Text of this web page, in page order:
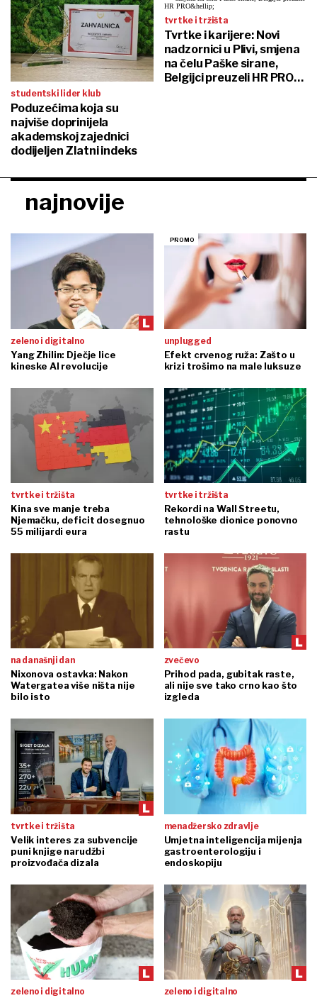
studentski lider klub
Poduzećima koja su
najviše doprinijela
akademskoj zajednici
dodijeljen Zlatni indeks
tvrtke i tržišta
Tvrtke i karijere: Novi
nadzornici u Plivi, smjena
na čelu Paške sirane,
Belgijci preuzeli HR PRO…
najnovije
zeleno i digitalno
Yang Zhilin: Dječje lice
kineske AI revolucije
unplugged
Efekt crvenog ruža: Zašto u
krizi trošimo na male luksuze
tvrtke i tržišta
Kina sve manje treba
Njemačku, deficit dosegnuo
55 milijardi eura
tvrtke i tržišta
Rekordi na Wall Streetu,
tehnološke dionice ponovno
rastu
na današnji dan
Nixonova ostavka: Nakon
Watergatea više ništa nije
bilo isto
zvečevo
Prihod pada, gubitak raste,
ali nije sve tako crno kao što
izgleda
tvrtke i tržišta
Velik interes za subvencije
puni knjige narudžbi
proizvođača dizala
menadžersko zdravlje
Umjetna inteligencija mijenja
gastroenterologiju i
endoskopiju
zeleno i digitalno zeleno i digitalno